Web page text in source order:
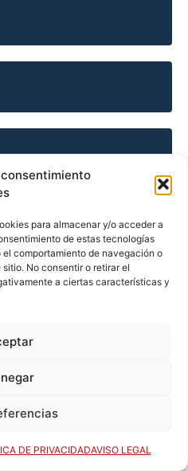
para almacenar y/o acceder a
de estas tecnologías
comportamiento de navegación o
No consentir o retirar el
a ciertas características y
DE PRIVACIDADAVISO LEGAL